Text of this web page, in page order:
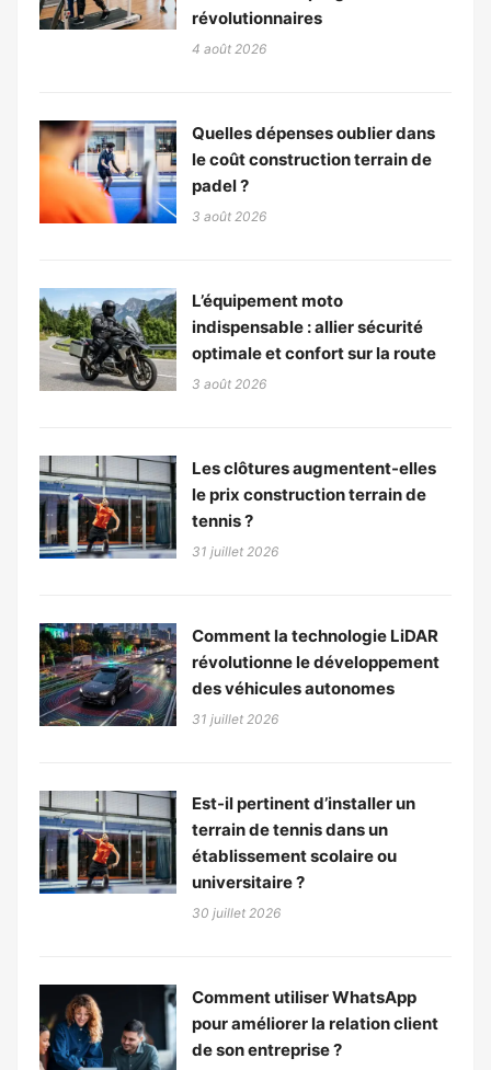
révolutionnaires
4 août 2026
Quelles dépenses oublier dans
le coût construction terrain de
padel ?
3 août 2026
L’équipement moto
indispensable : allier sécurité
optimale et confort sur la route
3 août 2026
Les clôtures augmentent-elles
le prix construction terrain de
tennis ?
31 juillet 2026
Comment la technologie LiDAR
révolutionne le développement
des véhicules autonomes
31 juillet 2026
Est-il pertinent d’installer un
terrain de tennis dans un
établissement scolaire ou
universitaire ?
30 juillet 2026
Comment utiliser WhatsApp
pour améliorer la relation client
de son entreprise ?